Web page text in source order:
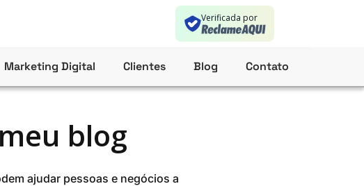
Verificada por
Marketing Digital Clientes Blog Contato
blog
ajudar pessoas e negócios a